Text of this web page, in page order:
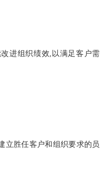
进组织绩效,以满足客户需
立胜任客户和组织要求的员